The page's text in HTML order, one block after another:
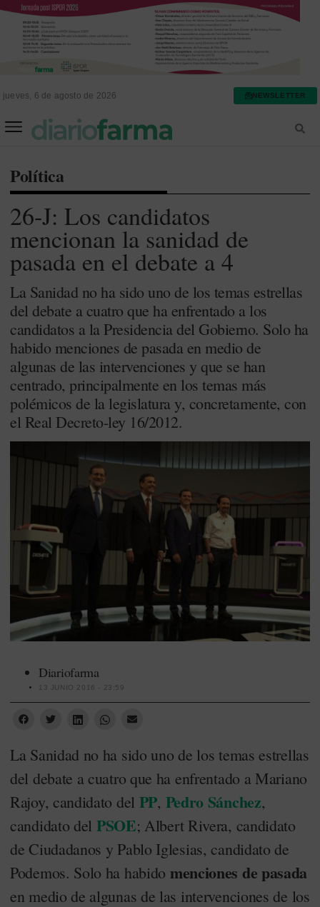
jueves, 6 de agosto de 2026 NEWSLETTER
Política
26-J: Los candidatos
mencionan la sanidad de
pasada en el debate a 4
La Sanidad no ha sido uno de los temas estrellas
del debate a cuatro que ha enfrentado a los
candidatos a la Presidencia del Gobierno. Solo ha
habido menciones de pasada en medio de
algunas de las intervenciones y que se han
centrado, principalmente en los temas más
polémicos de la legislatura y, concretamente, con
el Real Decreto-ley 16/2012.
Diariofarma
13 JUNIO 2016 - 23:59
La Sanidad no ha sido uno de los temas estrellas
del debate a cuatro que ha enfrentado a Mariano
Rajoy, candidato del PP, Pedro Sánchez,
candidato del PSOE; Albert Rivera, candidato
de Ciudadanos y Pablo Iglesias, candidato de
Podemos. Solo ha habido menciones de pasada
en medio de algunas de las intervenciones de los